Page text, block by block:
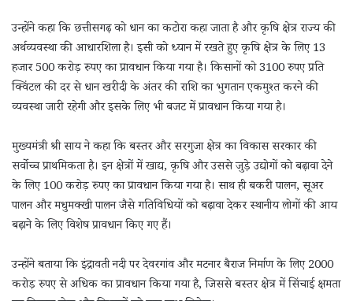
उन्होंने कहा कि छत्तीसगढ़ को धान का कटोरा कहा जाता है और कृषि क्षेत्र राज्य की
अर्थव्यवस्था की आधारशिला है। इसी को ध्यान में रखते हुए कृषि क्षेत्र के लिए 13
हजार 500 करोड़ रुपए का प्रावधान किया गया है। किसानों को 3100 रुपए प्रति
क्विंटल की दर से धान खरीदी के अंतर की राशि का भुगतान एकमुश्त करने की
व्यवस्था जारी रहेगी और इसके लिए भी बजट में प्रावधान किया गया है।
मुख्यमंत्री श्री साय ने कहा कि बस्तर और सरगुजा क्षेत्र का विकास सरकार की
सर्वोच्च प्राथमिकता है। इन क्षेत्रों में खाद्य, कृषि और उससे जुड़े उद्योगों को बढ़ावा देने
के लिए 100 करोड़ रुपए का प्रावधान किया गया है। साथ ही बकरी पालन, सूअर
पालन और मधुमक्खी पालन जैसे गतिविधियों को बढ़ावा देकर स्थानीय लोगों की आय
बढ़ाने के लिए विशेष प्रावधान किए गए हैं।
उन्होंने बताया कि इंद्रावती नदी पर देवरगांव और मटनार बैराज निर्माण के लिए 2000
करोड़ रुपए से अधिक का प्रावधान किया गया है, जिससे बस्तर क्षेत्र में सिंचाई क्षमता